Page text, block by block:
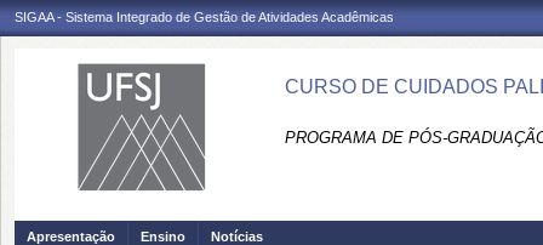
SIGAA - Sistema Integrado de Gestão de Atividades Acadêmicas
CURSO DE CUIDADOS
PROGRAMA DE PÓS-
Apresentação Ensino Notícias